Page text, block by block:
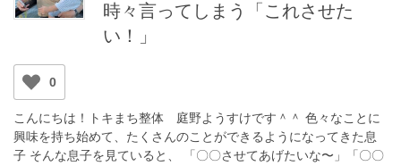
時々言ってしまう「これさせた
い！」
0
こんにちは！トキまち整体 庭野ようすけです＾＾ 色々なことに
興味を持ち始めて、たくさんのことができるようになってきた息
子 そんな息子を見ていると、 「〇〇させてあげたいな〜」「〇〇